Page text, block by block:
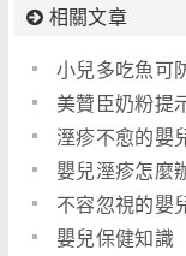
相關文章
小兒多吃魚可
美贊臣奶粉提
溼疹不愈的嬰
嬰兒溼疹怎麼
不容忽視的嬰
嬰兒保健知識